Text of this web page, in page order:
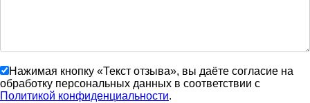
Нажимая кнопку «Текст отзыва», вы даёте согласие на
обработку персональных данных в соответствии с
Политикой конфиденциальности.